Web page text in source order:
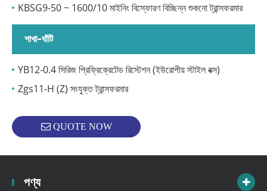
KBSG9-50 ~ 1600/10 মাইনিং বিস্ফোরণ বিচ্ছিন্ন শুকনো ট্রান্সফরমার
শাখা-ঘাঁটি
YB12-0.4 সিরিজ প্রিফ্রিক্রেটেড রিস্টেশন (ইউরোপীয় স্টাইল বক্স)
Zgs11-H (Z) সংযুক্ত ট্রান্সফরমার
QUOTE NOW
পণ্য